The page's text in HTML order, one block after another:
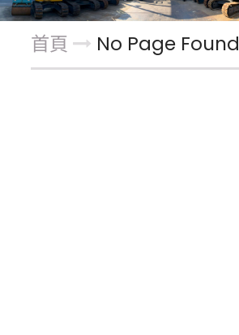
首頁 No Page Found